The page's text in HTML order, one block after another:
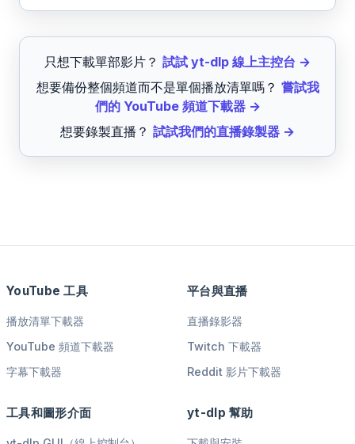
只想下載單部影片？ 試試 yt-dlp 線上主控台 →
想要備份整個頻道而不是單個播放清單嗎？ 嘗試我
們的 YouTube 頻道下載器 →
想要錄製直播？ 試試我們的直播錄製器 →
YouTube 工具
播放清單下載器
YouTube 頻道下載器
字幕下載器
平台與直播
直播錄影器
Twitch 下載器
Reddit 影片下載器
工具和圖形介面 yt-dlp 幫助